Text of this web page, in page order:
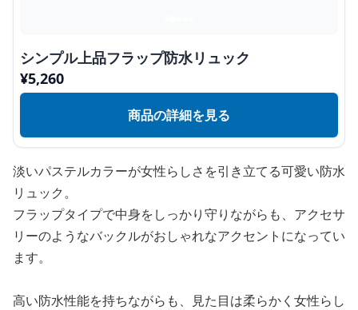
シンプル上品フラップ防水リュック
¥5,260
商品の詳細を見る
淡いパステルカラーが女性らしさを引き立てる可愛い防水
リュック。
フラップタイプで中身をしっかり守りながらも、アクセサ
リーのようなバックルがおしゃれなアクセントになってい
ます。
高い防水性能を持ちながらも、見た目は柔らかく女性らし